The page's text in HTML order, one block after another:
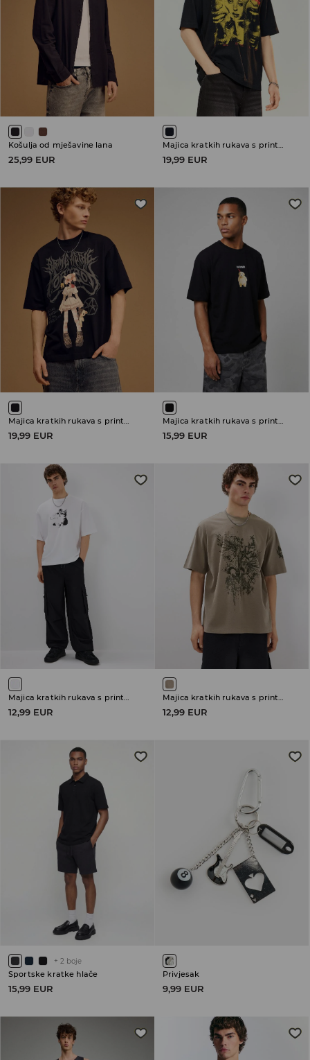
Košulja od mješavine lana
25,99 EUR
Majica kratkih rukava s printom Pierce the Veil
19,99 EUR
Majica kratkih rukava s printom Bring Me The Horizon
19,99 EUR
Majica kratkih rukava s printom
15,99 EUR
Majica kratkih rukava s printom
12,99 EUR
Majica kratkih rukava s printom
12,99 EUR
+ 2 boje
Sportske kratke hlače
15,99 EUR
Privjesak
9,99 EUR